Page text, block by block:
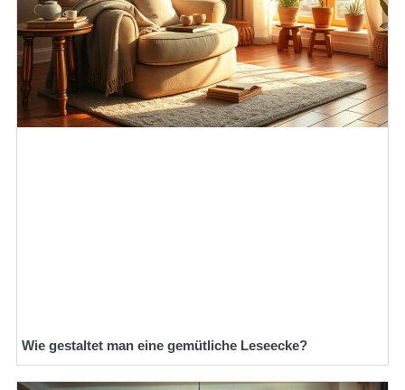
Wie gestaltet man eine gemütliche Leseecke?